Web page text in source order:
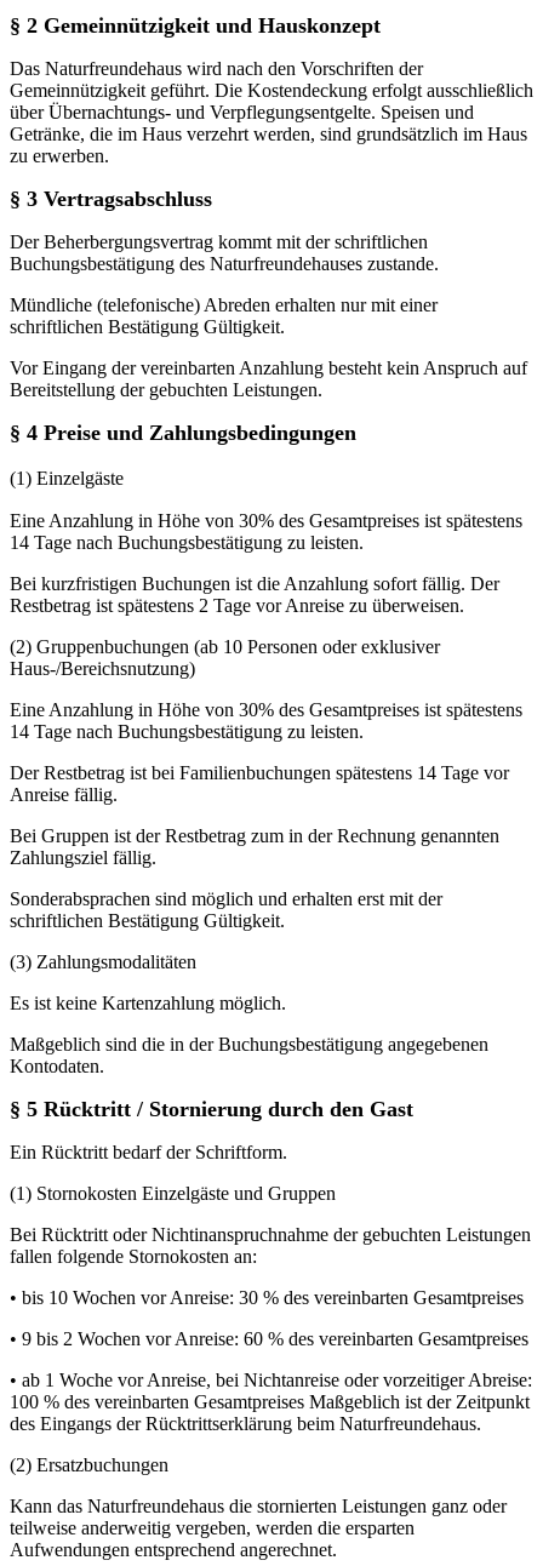
§ 2 Gemeinnützigkeit und Hauskonzept
Das Naturfreundehaus wird nach den Vorschriften der
Gemeinnützigkeit geführt. Die Kostendeckung erfolgt ausschließlich
über Übernachtungs- und Verpflegungsentgelte. Speisen und
Getränke, die im Haus verzehrt werden, sind grundsätzlich im Haus
zu erwerben.
§ 3 Vertragsabschluss
Der Beherbergungsvertrag kommt mit der schriftlichen
Buchungsbestätigung des Naturfreundehauses zustande.
Mündliche (telefonische) Abreden erhalten nur mit einer
schriftlichen Bestätigung Gültigkeit.
Vor Eingang der vereinbarten Anzahlung besteht kein Anspruch auf
Bereitstellung der gebuchten Leistungen.
§ 4 Preise und Zahlungsbedingungen
(1) Einzelgäste
Eine Anzahlung in Höhe von 30% des Gesamtpreises ist spätestens
14 Tage nach Buchungsbestätigung zu leisten.
Bei kurzfristigen Buchungen ist die Anzahlung sofort fällig. Der
Restbetrag ist spätestens 2 Tage vor Anreise zu überweisen.
(2) Gruppenbuchungen (ab 10 Personen oder exklusiver
Haus-/Bereichsnutzung)
Eine Anzahlung in Höhe von 30% des Gesamtpreises ist spätestens
14 Tage nach Buchungsbestätigung zu leisten.
Der Restbetrag ist bei Familienbuchungen spätestens 14 Tage vor
Anreise fällig.
Bei Gruppen ist der Restbetrag zum in der Rechnung genannten
Zahlungsziel fällig.
Sonderabsprachen sind möglich und erhalten erst mit der
schriftlichen Bestätigung Gültigkeit.
(3) Zahlungsmodalitäten
Es ist keine Kartenzahlung möglich.
Maßgeblich sind die in der Buchungsbestätigung angegebenen
Kontodaten.
§ 5 Rücktritt / Stornierung durch den Gast
Ein Rücktritt bedarf der Schriftform.
(1) Stornokosten Einzelgäste und Gruppen
Bei Rücktritt oder Nichtinanspruchnahme der gebuchten Leistungen
fallen folgende Stornokosten an:
• bis 10 Wochen vor Anreise: 30 % des vereinbarten Gesamtpreises
• 9 bis 2 Wochen vor Anreise: 60 % des vereinbarten Gesamtpreises
• ab 1 Woche vor Anreise, bei Nichtanreise oder vorzeitiger Abreise:
100 % des vereinbarten Gesamtpreises Maßgeblich ist der Zeitpunkt
des Eingangs der Rücktrittserklärung beim Naturfreundehaus.
(2) Ersatzbuchungen
Kann das Naturfreundehaus die stornierten Leistungen ganz oder
teilweise anderweitig vergeben, werden die ersparten
Aufwendungen entsprechend angerechnet.